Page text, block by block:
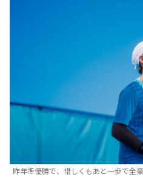
昨年準優勝で、惜しくもあと一歩で全